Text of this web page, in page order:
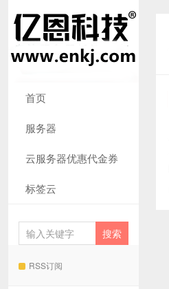
首页
服务器
云服务器优惠代金券
标签云
RSS订阅